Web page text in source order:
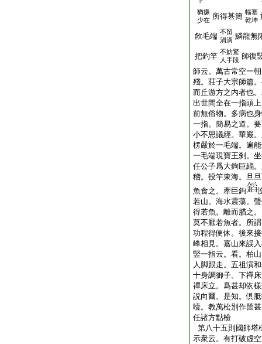
猶嫌
少在 所得甚簡 幅塞
乾坤
飮毛端 不留
涓滴 鱗龍無
把釣竿 不妨驚
人手段 師復
師云。萬古常空一
殘。莊子大宗師篇
而丘游方之内者也
出世間全在一指頭
前無俗物。多病也
一指。簡易之道。
小不思議經。華嚴
楞嚴於一毛端。遍
一毛端現寶王刹。
任公子爲大鉤巨緇
稽。投竿東海。旦
魚食之。牽巨鉤
若山。海水震蕩。
得若魚。離而腊之
莫不厭若魚者。所
功程得便休。後來
峰相見。嘉山來誤
竪一指云。看。柏
人脚跟走。五祖演
十身調御子。下禪
禪床立。爲甚却依
説向爾。是知。倶
噎。教萬松別作箇
任諸方點檢
第八十五則國師塔
示衆云。有打破虚